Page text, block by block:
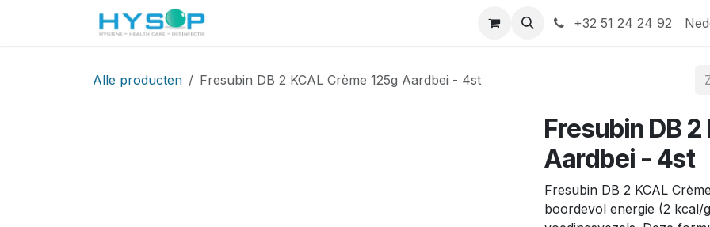
+32 51 24 24 92
Alle producten Fresubin DB 2 KCAL Crème 125g Aardbei - 4st
Fresubin DB
Aardbei - 4st
Fresubin DB 2 KCAL
boordevol energie (2 kcal/